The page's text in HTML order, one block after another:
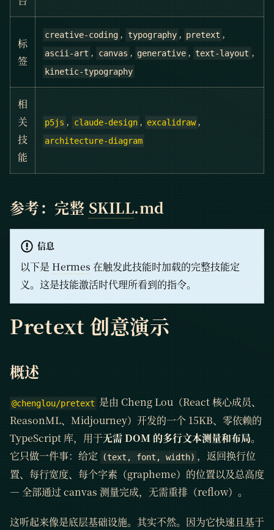
标
签
creative-coding , typography , pretext ,
ascii-art , canvas , generative , text-layout ,
kinetic-typography
相
关
技
能
p5js , claude-design , excalidraw ,
architecture-diagram
参考：完整 SKILL.md
信息
以下是 Hermes 在触发此技能时加载的完整技能定
义。这是技能激活时代理所看到的指令。
Pretext 创意演示
概述
@chenglou/pretext 是由 Cheng Lou（React 核心成员、
ReasonML、Midjourney）开发的一个 15KB、零依赖的
TypeScript 库，用于无需 DOM 的多行文本测量和布局。
它只做一件事：给定
(text, font, width) ，返回换行位
置、每行宽度、每个字素（grapheme）的位置以及总高度
— 全部通过 canvas 测量完成，无需重排（reflow）。
这听起来像是底层基础设施。其实不然。因为它快速且基于